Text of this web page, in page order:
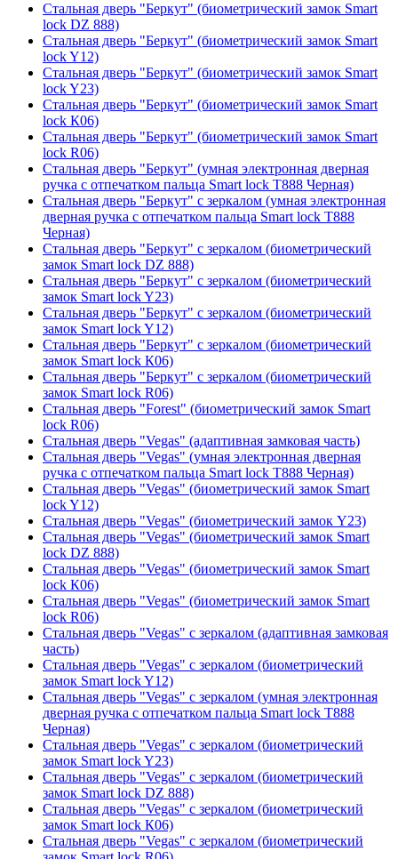
Стальная дверь "Беркут" (биометрический замок Smart
lock DZ 888)
Стальная дверь "Беркут" (биометрический замок Smart
lock Y12)
Стальная дверь "Беркут" (биометрический замок Smart
lock Y23)
Стальная дверь "Беркут" (биометрический замок Smart
lock К06)
Стальная дверь "Беркут" (биометрический замок Smart
lock R06)
Стальная дверь "Беркут" (умная электронная дверная
ручка с отпечатком пальца Smart lock T888 Черная)
Стальная дверь "Беркут" с зеркалом (умная электронная
дверная ручка с отпечатком пальца Smart lock T888
Черная)
Стальная дверь "Беркут" с зеркалом (биометрический
замок Smart lock DZ 888)
Стальная дверь "Беркут" с зеркалом (биометрический
замок Smart lock Y23)
Стальная дверь "Беркут" с зеркалом (биометрический
замок Smart lock Y12)
Стальная дверь "Беркут" с зеркалом (биометрический
замок Smart lock К06)
Стальная дверь "Беркут" с зеркалом (биометрический
замок Smart lock R06)
Стальная дверь "Forest" (биометрический замок Smart
lock R06)
Стальная дверь "Vegas" (адаптивная замковая часть)
Стальная дверь "Vegas" (умная электронная дверная
ручка с отпечатком пальца Smart lock T888 Черная)
Стальная дверь "Vegas" (биометрический замок Smart
lock Y12)
Стальная дверь "Vegas" (биометрический замок Y23)
Стальная дверь "Vegas" (биометрический замок Smart
lock DZ 888)
Стальная дверь "Vegas" (биометрический замок Smart
lock К06)
Стальная дверь "Vegas" (биометрический замок Smart
lock R06)
Стальная дверь "Vegas" с зеркалом (адаптивная замковая
часть)
Стальная дверь "Vegas" с зеркалом (биометрический
замок Smart lock Y12)
Стальная дверь "Vegas" с зеркалом (умная электронная
дверная ручка с отпечатком пальца Smart lock T888
Черная)
Стальная дверь "Vegas" с зеркалом (биометрический
замок Smart lock Y23)
Стальная дверь "Vegas" с зеркалом (биометрический
замок Smart lock DZ 888)
Стальная дверь "Vegas" с зеркалом (биометрический
замок Smart lock К06)
Стальная дверь "Vegas" с зеркалом (биометрический